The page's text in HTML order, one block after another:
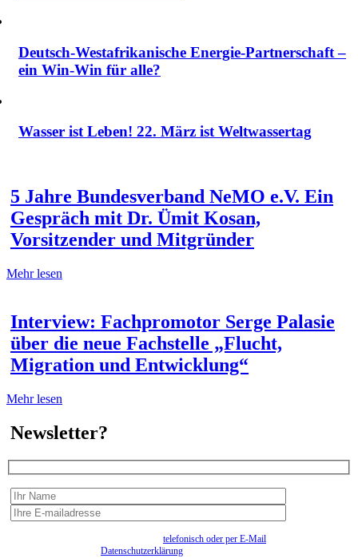
Deutsch-Westafrikanische Energie-Partnerschaft –
ein Win-Win für alle?
Wasser ist Leben! 22. März ist Weltwassertag
5 Jahre Bundesverband NeMO e.V. Ein
Gespräch mit Dr. Ümit Kosan,
Vorsitzender und Mitgründer
Mehr lesen
Interview: Fachpromotor Serge Palasie
über die neue Fachstelle „Flucht,
Migration und Entwicklung“
Mehr lesen
Newsletter?
telefonisch oder per E-Mail
Datenschutzerklärung